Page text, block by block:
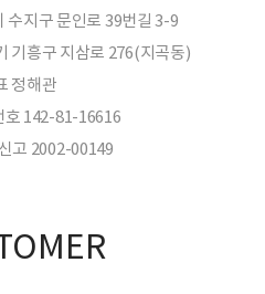
수지구 문인로 39번길 3-9
기흥구 지삼로 276(지곡동)
정해관
호 142-81-16616
고 2002-00149